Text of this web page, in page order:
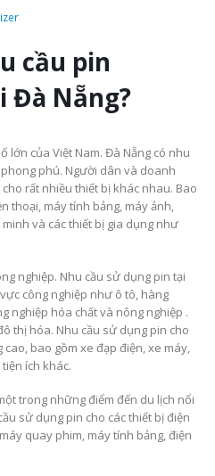
cầu pin
Đà Nẵng?
của Việt Nam. Đà Nẵng có nhu
phú. Người dân và doanh
rất nhiều thiết bị khác nhau. Bao
thoại, máy tính bảng, máy ảnh,
và các thiết bị gia dụng như
nghiệp. Nhu cầu sử dụng pin tại
công nghiệp như ô tô, hàng
nghiệp hóa chất và nông nghiệp .
thị hóa. Nhu cầu sử dụng pin cho
bao gồm xe đạp điện, xe máy,
ích khác.
trong những điểm đến du lịch nổi
sử dụng pin cho các thiết bị điện
quay phim, máy tính bảng, điện